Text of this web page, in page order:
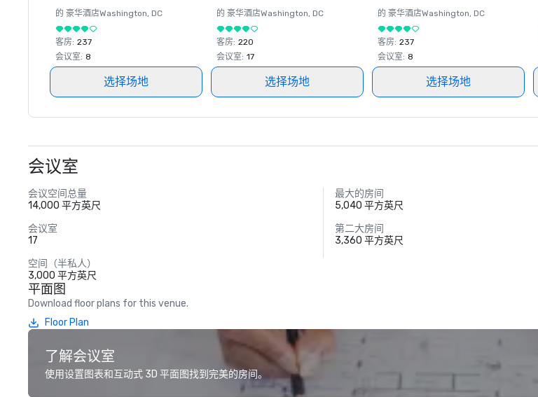
的 豪华酒店Washington, DC
客房: 237
会议室: 8
选择场地
的 豪华酒店Washington, DC
客房: 220
会议室: 17
选择场地
的 豪华酒店Washington, DC
客房: 237
会议室: 8
选择场地
会议室
会议空间总量
14,000 平方英尺
最大的房间
5,040 平方英尺
会议室
17
第二大房间
3,360 平方英尺
空间（半私人）
3,000 平方英尺
平面图
Download floor plans for this venue.
Floor Plan
了解会议室
使用设置图表和互动式 3D 平面图找到完美的房间。